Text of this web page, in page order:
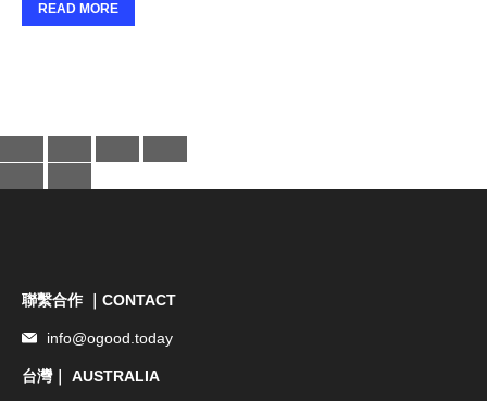
READ MORE
聯繫合作 ｜CONTACT
info@ogood.today
台灣｜ AUSTRALIA